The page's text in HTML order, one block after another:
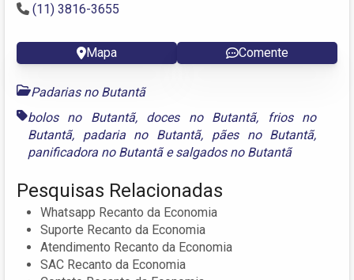
(11) 3816-3655
Mapa Comente
Padarias no Butantã
bolos no Butantã, doces no Butantã,
frios no
Butantã, padaria no Butantã, pães no Butantã,
panificadora no Butantãesalgados no Butantã
Pesquisas Relacionadas
Whatsapp Recanto da Economia
Suporte Recanto da Economia
Atendimento Recanto da Economia
SAC Recanto da Economia